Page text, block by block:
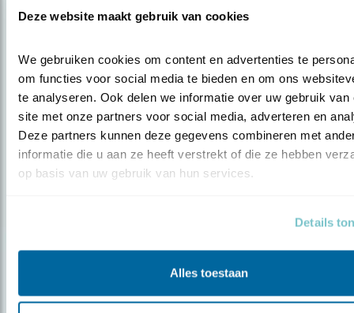
Deze website maakt gebruik van cookies
We gebruiken cookies om content en advertenties te
om functies voor social media te bieden en om ons
te analyseren. Ook delen we informatie over uw gebruik van
site met onze partners voor social media, adverteren en
Deze partners kunnen deze gegevens combineren met
informatie die u aan ze heeft verstrekt of die ze hebben
op basis van uw gebruik van hun services.
Details
Alles toestaan
Podcast
De pier van IJmuiden